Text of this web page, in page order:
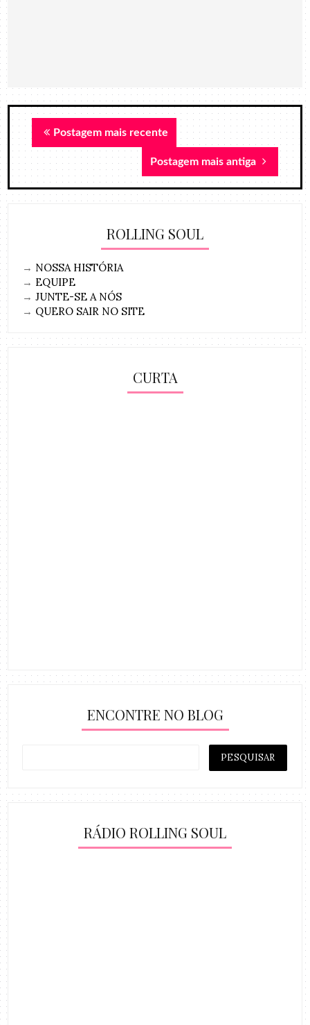
Postagem mais recente
Postagem mais antiga
ROLLING SOUL
→ NOSSA HISTÓRIA
→ EQUIPE
→JUNTE-SE A NÓS
→ QUERO SAIR NO SITE
CURTA
ENCONTRE NO BLOG
RÁDIO ROLLING SOUL